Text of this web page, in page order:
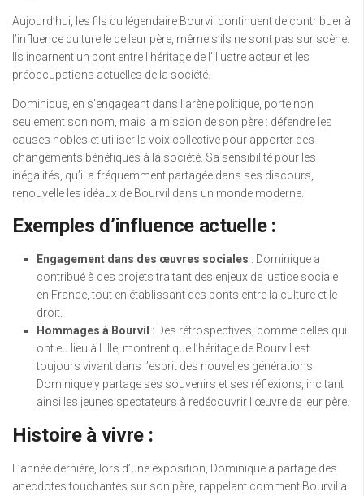
Aujourd’hui, les fils du légendaire Bourvil continuent de contribuer à
l’influence culturelle de leur père, même s’ils ne sont pas sur scène.
Ils incarnent un pont entre l’héritage de l’illustre acteur et les
préoccupations actuelles de la société.
Dominique, en s’engageant dans l’arène politique, porte non
seulement son nom, mais la mission de son père : défendre les
causes nobles et utiliser la voix collective pour apporter des
changements bénéfiques à la société. Sa sensibilité pour les
inégalités, qu’il a fréquemment partagée dans ses discours,
renouvelle les idéaux de Bourvil dans un monde moderne.
Exemples d’influence actuelle :
Engagement dans des œuvres sociales : Dominique a
contribué à des projets traitant des enjeux de justice sociale
en France, tout en établissant des ponts entre la culture et le
droit.
Hommages à Bourvil : Des rétrospectives, comme celles qui
ont eu lieu à Lille, montrent que l’héritage de Bourvil est
toujours vivant dans l’esprit des nouvelles générations.
Dominique y partage ses souvenirs et ses réflexions, incitant
ainsi les jeunes spectateurs à redécouvrir l’œuvre de leur père.
Histoire à vivre :
L’année dernière, lors d’une exposition, Dominique a partagé des
anecdotes touchantes sur son père, rappelant comment Bourvil a